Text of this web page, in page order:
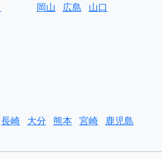
岡山
広島 山口
長崎 大分 熊本 宮崎
鹿児島